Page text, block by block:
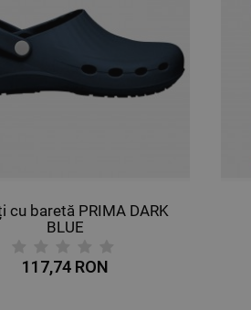
cu baretă PRIMA DARK
BLUE
117,74 RON